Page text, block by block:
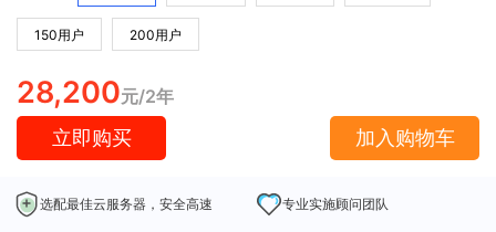
150用户 200用户
28,200元/2年
立即购买 加入购物车
选配最佳云服务器，安全高速 专业实施顾问团队